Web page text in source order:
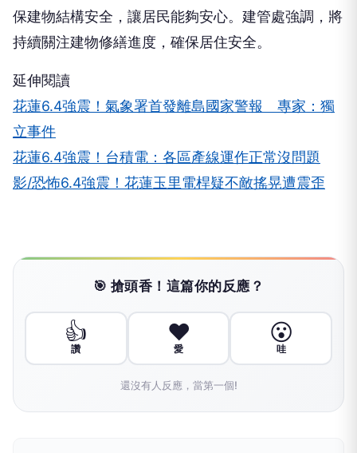
保建物結構安全，讓居民能夠安心。建管處強調，將
持續關注建物修繕進度，確保居住安全。
延伸閱讀
花蓮6.4強震！氣象署首發離島國家警報 專家：獨
立事件
花蓮6.4強震！台積電：各區產線運作正常沒問題
影/恐怖6.4強震！花蓮玉里電桿疑不敵搖晃遭震歪
🎯 搶頭香！這篇你的反應？
👍
讚
❤️
愛
😮
哇
還沒有人反應，當第一個!